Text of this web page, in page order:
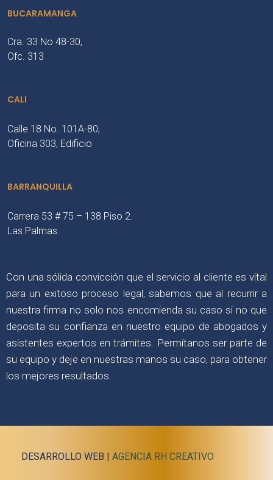
BUCARAMANGA
Cra. 33 No 48-30,
Ofc. 313
CALI
Calle 18 No. 101A-80,
Oficina 303, Edificio
BARRANQUILLA
Carrera 53 # 75 – 138 Piso 2.
Las Palmas.
Con una sólida convicción que el servicio al cliente es vital
para un exitoso proceso legal, sabemos que al recurrir a
nuestra firma no solo nos encomienda su caso si no que
deposita su confianza en nuestro equipo de abogados y
asistentes expertos en trámites. Permítanos ser parte de
su equipo y deje en nuestras manos su caso, para obtener
los mejores resultados.
DESARROLLO WEB | AGENCIA RH CREATIVO